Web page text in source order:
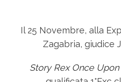
Il 25 Novembre, alla
Zagabria, giudice
Story Rex Once Upon